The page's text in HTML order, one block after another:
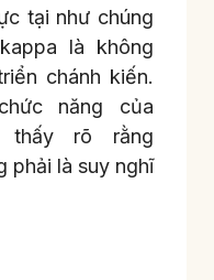
tại như chúng
là không
chánh kiến.
năng của
thấy rõ rằng
phải là suy nghĩ